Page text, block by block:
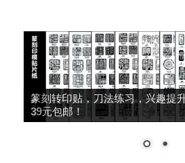
篆刻转印贴，刀法练习，兴趣提
39元包邮！